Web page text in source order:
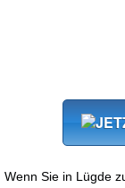
Wenn Sie in Lügde